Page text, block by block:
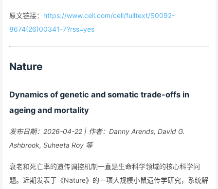
原文链接： https://www.cell.com/cell/fulltext/S0092-
8674(26)00341-7?rss=yes
Nature
Dynamics of genetic and somatic trade-offs in
ageing and mortality
发布日期：2026-04-22 | 作者：Danny Arends, David G.
Ashbrook, Suheeta Roy 等
衰老和死亡率的遗传调控机制一直是生命科学领域的核心科学问
题。近期发表于《Nature》的一项大规模小鼠遗传学研究，系统解